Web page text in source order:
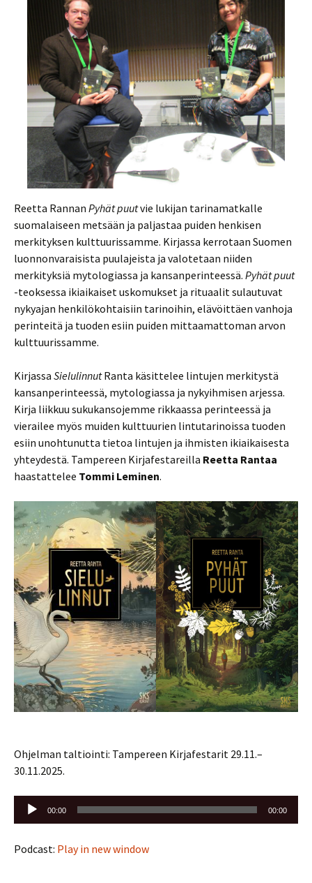
Reetta Rannan Pyhät puutvie lukijan tarinamatkalle
suomalaiseen metsään ja paljastaa puiden henkisen
merkityksen kulttuurissamme. Kirjassa kerrotaan Suomen
luonnonvaraisista puulajeista ja valotetaan niiden
merkityksiä mytologiassa ja kansanperinteessä. Pyhät puut
-teoksessa ikiaikaiset uskomukset ja rituaalit sulautuvat
nykyajan henkilökohtaisiin tarinoihin, elävöittäen vanhoja
perinteitä ja tuoden esiin puiden mittaamattoman arvon
kulttuurissamme.
Kirjassa SielulinnutRanta käsittelee lintujen merkitystä
kansanperinteessä, mytologiassa ja nykyihmisen arjessa.
Kirja liikkuu sukukansojemme rikkaassa perinteessä ja
vierailee myös muiden kulttuurien lintutarinoissa tuoden
esiin unohtunutta tietoa lintujen ja ihmisten ikiaikaisesta
yhteydestä. Tampereen Kirjafestareilla Reetta Rantaa
haastattelee Tommi Leminen.
Ohjelman taltiointi: Tampereen Kirjafestarit 29.11.–
30.11.2025.
Äänitoistin
00:00 00:00
Podcast: Play in new window